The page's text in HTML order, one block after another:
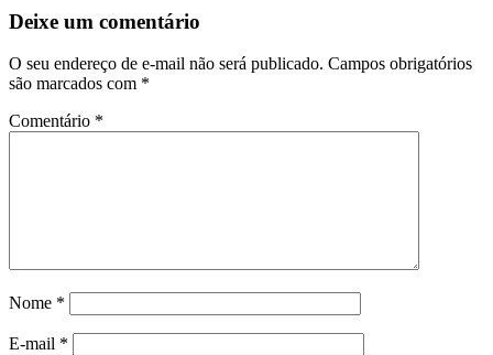
Deixe um comentário
O seu endereço de e-mail não será publicado. Campos obrigatórios
são marcados com *
Comentário *
Nome *
E-mail *